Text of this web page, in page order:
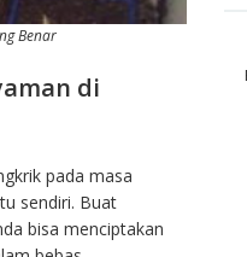
Benar
di
pada masa
sendiri. Buat
bisa menciptakan